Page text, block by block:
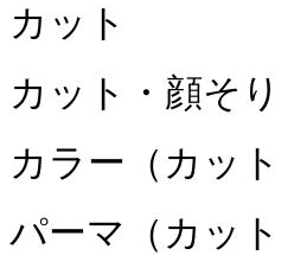
カッ
カット・
カラー（カッ
パーマ（カッ